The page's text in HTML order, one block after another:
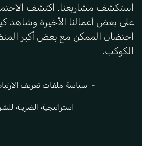
استكشف مشاريعنا. اكتشف
على بعض أعمالنا الأخيرة وشاهد
احتضان الممكن مع بعض أكبر
الكوكب.
سياسة ملفات تعريف
استراتيجية الضريبة